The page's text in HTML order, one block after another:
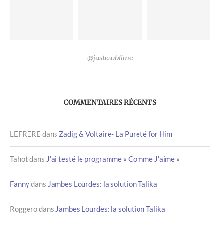
@justesublime
COMMENTAIRES RÉCENTS
LEFRERE dans Zadig & Voltaire- La Pureté for Him
Tahot dans J’ai testé le programme « Comme J’aime »
Fannydans Jambes Lourdes: la solution Talika
Roggerodans Jambes Lourdes: la solution Talika